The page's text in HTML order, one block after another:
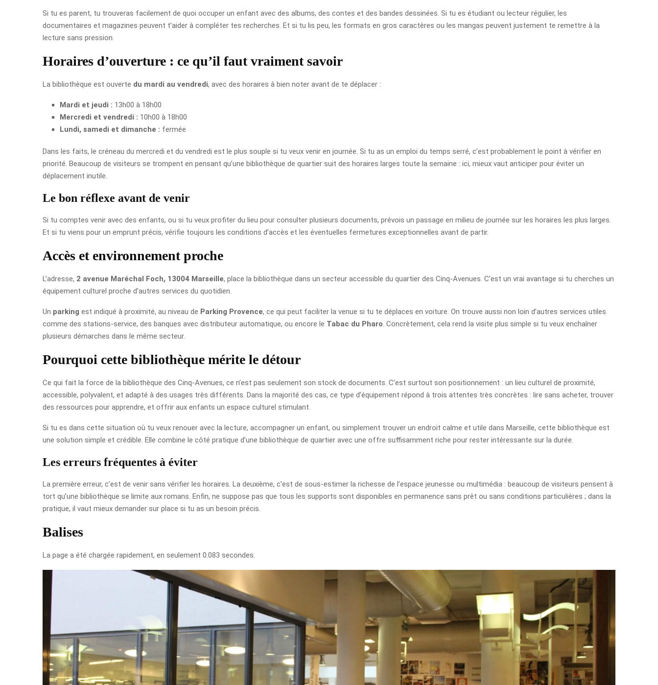
Si tu es parent, tu trouveras facilement de quoi occuper un enfant avec des albums, des contes et des bandes dessinées. Si tu es étudiant ou lecteur régulier, les
documentaires et magazines peuvent t’aider à compléter tes recherches. Et si tu lis peu, les formats en gros caractères ou les mangas peuvent justement te remettre à la
lecture sans pression.
Horaires d’ouverture : ce qu’il faut vraiment savoir
La bibliothèque est ouverte du mardi au vendredi, avec des horaires à bien noter avant de te déplacer :
Mardi et jeudi : 13h00 à 18h00
Mercredi et vendredi : 10h00 à 18h00
Lundi, samedi et dimanche : fermée
Dans les faits, le créneau du mercredi et du vendredi est le plus souple si tu veux venir en journée. Si tu as un emploi du temps serré, c’est probablement le point à vérifier en
priorité. Beaucoup de visiteurs se trompent en pensant qu’une bibliothèque de quartier suit des horaires larges toute la semaine : ici, mieux vaut anticiper pour éviter un
déplacement inutile.
Le bon réflexe avant de venir
Si tu comptes venir avec des enfants, ou si tu veux profiter du lieu pour consulter plusieurs documents, prévois un passage en milieu de journée sur les horaires les plus larges.
Et si tu viens pour un emprunt précis, vérifie toujours les conditions d’accès et les éventuelles fermetures exceptionnelles avant de partir.
Accès et environnement proche
L’adresse, 2 avenue Maréchal Foch, 13004 Marseille, place la bibliothèque dans un secteur accessible du quartier des Cinq-Avenues. C’est un vrai avantage si tu cherches un
équipement culturel proche d’autres services du quotidien.
Un parking est indiqué à proximité, au niveau de Parking Provence, ce qui peut faciliter la venue si tu te déplaces en voiture. On trouve aussi non loin d’autres services utiles
comme des stations-service, des banques avec distributeur automatique, ou encore le Tabac du Pharo . Concrètement, cela rend la visite plus simple si tu veux enchaîner
plusieurs démarches dans le même secteur.
Pourquoi cette bibliothèque mérite le détour
Ce qui fait la force de la bibliothèque des Cinq-Avenues, ce n’est pas seulement son stock de documents. C’est surtout son positionnement : un lieu culturel de proximité,
accessible, polyvalent, et adapté à des usages très différents. Dans la majorité des cas, ce type d’équipement répond à trois attentes très concrètes : lire sans acheter, trouver
des ressources pour apprendre, et offrir aux enfants un espace culturel stimulant.
Si tu es dans cette situation où tu veux renouer avec la lecture, accompagner un enfant, ou simplement trouver un endroit calme et utile dans Marseille, cette bibliothèque est
une solution simple et crédible. Elle combine le côté pratique d’une bibliothèque de quartier avec une offre suffisamment riche pour rester intéressante sur la durée.
Les erreurs fréquentes à éviter
La première erreur, c’est de venir sans vérifier les horaires. La deuxième, c’est de sous-estimer la richesse de l’espace jeunesse ou multimédia : beaucoup de visiteurs pensent à
tort qu’une bibliothèque se limite aux romans. Enfin, ne suppose pas que tous les supports sont disponibles en permanence sans prêt ou sans conditions particulières ; dans la
pratique, il vaut mieux demander sur place si tu as un besoin précis.
Balises
La page a été chargée rapidement, en seulement 0.083 secondes.